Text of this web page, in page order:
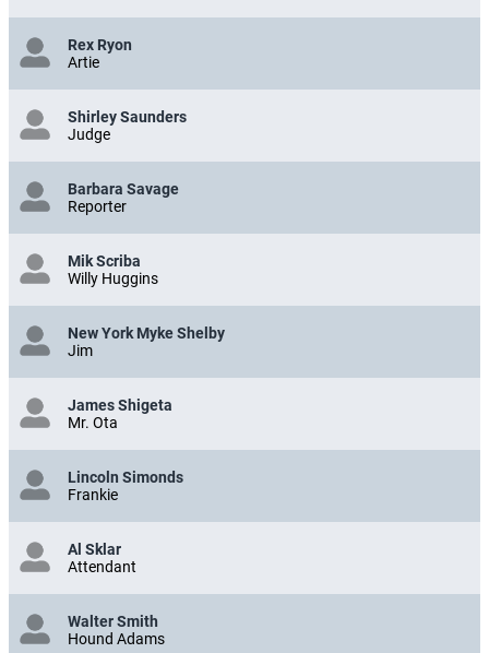
Rex Ryon
Artie
Shirley Saunders
Judge
Barbara Savage
Reporter
Mik Scriba
Willy Huggins
New York Myke Shelby
Jim
James Shigeta
Mr. Ota
Lincoln Simonds
Frankie
Al Sklar
Attendant
Walter Smith
Hound Adams